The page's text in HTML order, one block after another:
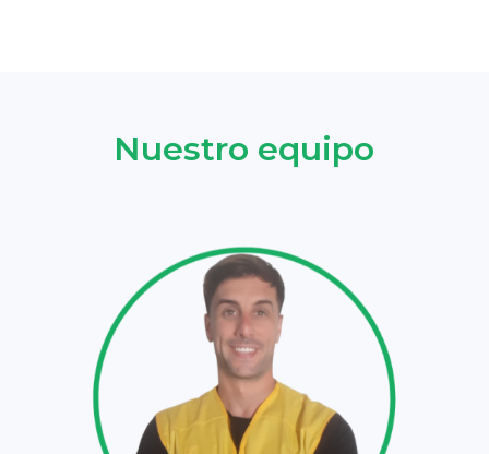
Nuestro equipo